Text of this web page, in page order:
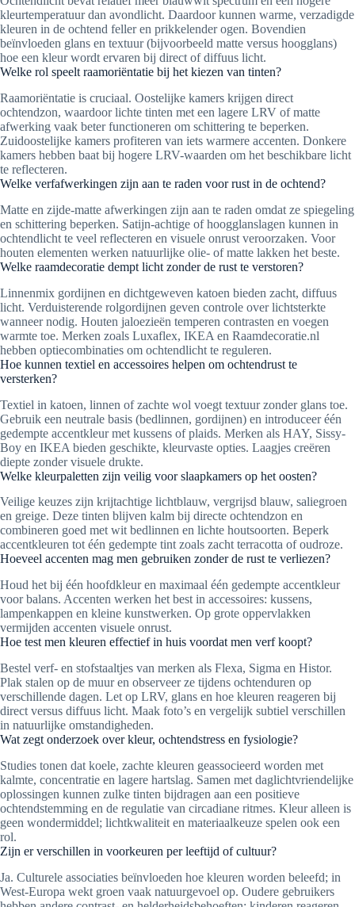
kleurtemperatuur dan avondlicht. Daardoor kunnen warme, verzadigde
kleuren in de ochtend feller en prikkelender ogen. Bovendien
beïnvloeden glans en textuur (bijvoorbeeld matte versus hoogglans)
hoe een kleur wordt ervaren bij direct of diffuus licht.
Welke rol speelt raamoriëntatie bij het kiezen van tinten?
Raamoriëntatie is cruciaal. Oostelijke kamers krijgen direct
ochtendzon, waardoor lichte tinten met een lagere LRV of matte
afwerking vaak beter functioneren om schittering te beperken.
Zuidoostelijke kamers profiteren van iets warmere accenten. Donkere
kamers hebben baat bij hogere LRV-waarden om het beschikbare licht
te reflecteren.
Welke verfafwerkingen zijn aan te raden voor rust in de ochtend?
Matte en zijde-matte afwerkingen zijn aan te raden omdat ze spiegeling
en schittering beperken. Satijn-achtige of hoogglanslagen kunnen in
ochtendlicht te veel reflecteren en visuele onrust veroorzaken. Voor
houten elementen werken natuurlijke olie- of matte lakken het beste.
Welke raamdecoratie dempt licht zonder de rust te verstoren?
Linnenmix gordijnen en dichtgeweven katoen bieden zacht, diffuus
licht. Verduisterende rolgordijnen geven controle over lichtsterkte
wanneer nodig. Houten jaloezieën temperen contrasten en voegen
warmte toe. Merken zoals Luxaflex, IKEA en Raamdecoratie.nl
hebben optiecombinaties om ochtendlicht te reguleren.
Hoe kunnen textiel en accessoires helpen om ochtendrust te
versterken?
Textiel in katoen, linnen of zachte wol voegt textuur zonder glans toe.
Gebruik een neutrale basis (bedlinnen, gordijnen) en introduceer één
gedempte accentkleur met kussens of plaids. Merken als HAY, Sissy-
Boy en IKEA bieden geschikte, kleurvaste opties. Laagjes creëren
diepte zonder visuele drukte.
Welke kleurpaletten zijn veilig voor slaapkamers op het oosten?
Veilige keuzes zijn krijtachtige lichtblauw, vergrijsd blauw, saliegroen
en greige. Deze tinten blijven kalm bij directe ochtendzon en
combineren goed met wit bedlinnen en lichte houtsoorten. Beperk
accentkleuren tot één gedempte tint zoals zacht terracotta of oudroze.
Hoeveel accenten mag men gebruiken zonder de rust te verliezen?
Houd het bij één hoofdkleur en maximaal één gedempte accentkleur
voor balans. Accenten werken het best in accessoires: kussens,
lampenkappen en kleine kunstwerken. Op grote oppervlakken
vermijden accenten visuele onrust.
Hoe test men kleuren effectief in huis voordat men verf koopt?
Bestel verf- en stofstaaltjes van merken als Flexa, Sigma en Histor.
Plak stalen op de muur en observeer ze tijdens ochtenduren op
verschillende dagen. Let op LRV, glans en hoe kleuren reageren bij
direct versus diffuus licht. Maak foto’s en vergelijk subtiel verschillen
in natuurlijke omstandigheden.
Wat zegt onderzoek over kleur, ochtendstress en fysiologie?
Studies tonen dat koele, zachte kleuren geassocieerd worden met
kalmte, concentratie en lagere hartslag. Samen met daglichtvriendelijke
oplossingen kunnen zulke tinten bijdragen aan een positieve
ochtendstemming en de regulatie van circadiane ritmes. Kleur alleen is
geen wondermiddel; lichtkwaliteit en materiaalkeuze spelen ook een
rol.
Zijn er verschillen in voorkeuren per leeftijd of cultuur?
Ja. Culturele associaties beïnvloeden hoe kleuren worden beleefd; in
West-Europa wekt groen vaak natuurgevoel op. Oudere gebruikers